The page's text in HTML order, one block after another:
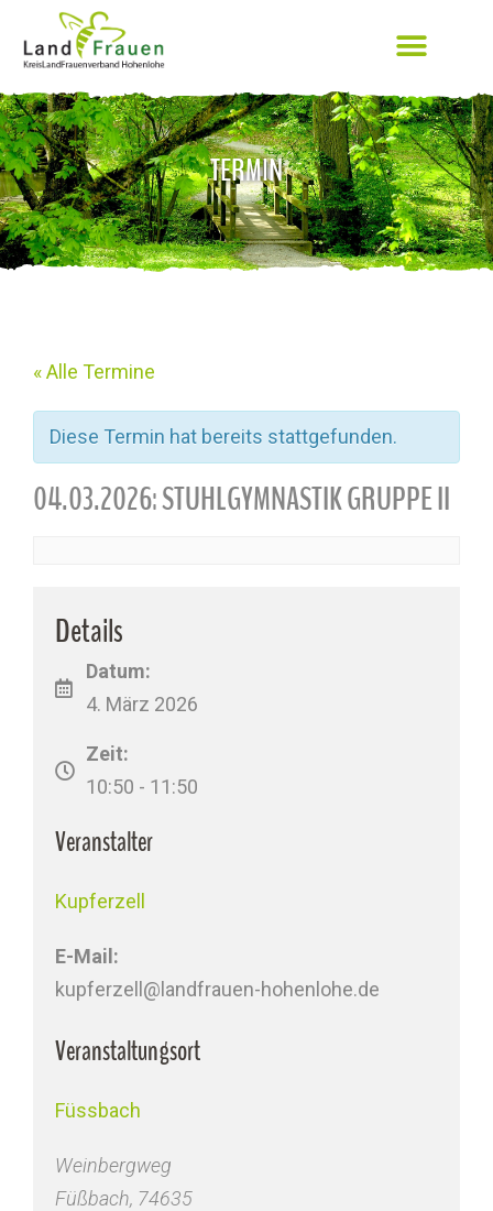
TERMIN
« Alle Termine
Diese Termin hat bereits stattgefunden.
04.03.2026: STUHLGYMNASTIK GRUPPE II
Details
Datum:
4. März 2026
Zeit:
10:50 - 11:50
Veranstalter
Kupferzell
E-Mail:
kupferzell@landfrauen-hohenlohe.de
Veranstaltungsort
Füssbach
Weinbergweg
Füßbach, 74635